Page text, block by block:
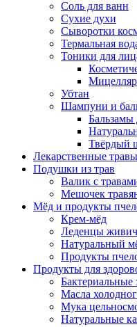
Соль для ванн
Сухие духи
Сыворотки
Термальная
Тоники для
Убтан
Шампуни и
Бальзамы
Твёрдый
Лекарственные травы
Подушки из трав
Валик с
Мешочек
Мёд и продукты
Крем-мёд
Леденцы
Натуральный
Продукты
Продукты для
Бактериальные
Масла
Мука
Натуральные